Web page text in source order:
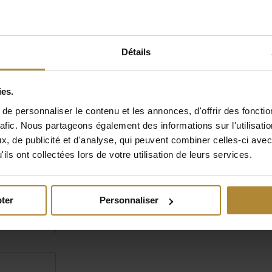
Détails
personnaliser le contenu et les annonces, d'offrir des
Nous partageons également des informations sur
de publicité et d'analyse, qui peuvent combiner celles-ci
ont collectées lors de votre utilisation de leurs services.
Personnaliser
sa richesse et son équilibre.
Potentiel de garde :
Grâce à sa structure et à son équilibre, ce vin peut évoluer
pendant 5 à 8 ans.